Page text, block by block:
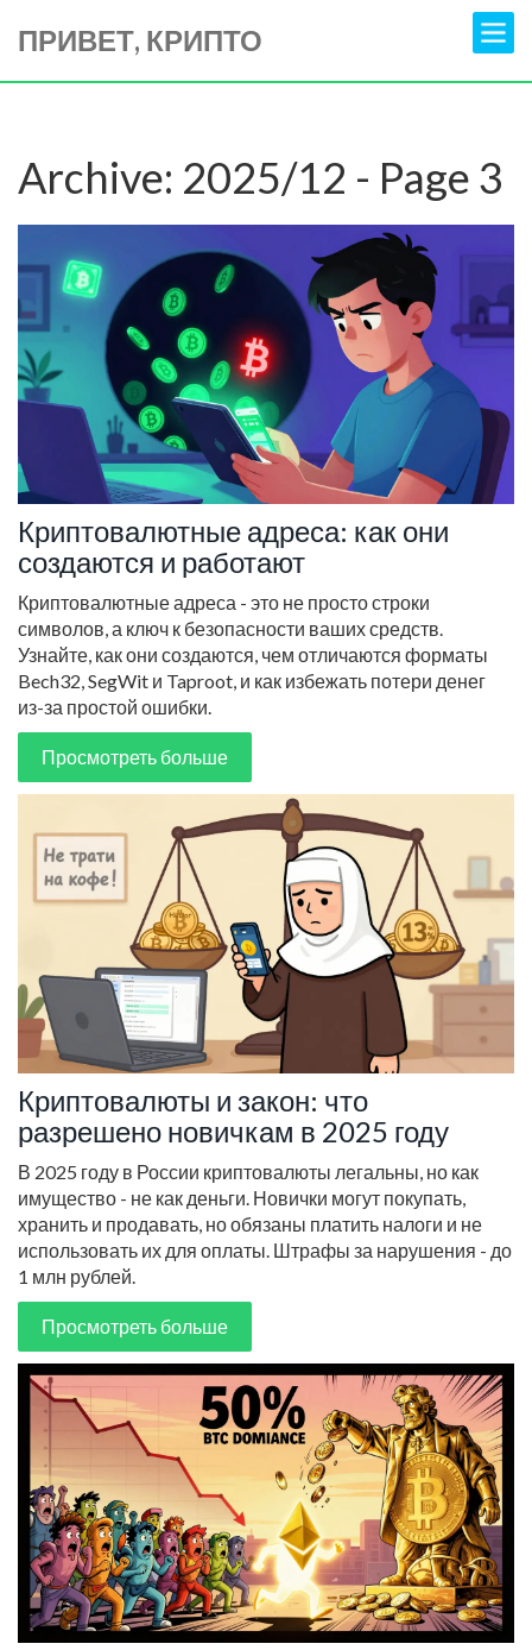
ПРИВЕТ, КРИПТО
Archive: 2025/12 - Page 3
Криптовалютные адреса: как они
создаются и работают
Криптовалютные адреса - это не просто строки
символов, а ключ к безопасности ваших средств.
Узнайте, как они создаются, чем отличаются форматы
Bech32, SegWit и Taproot, и как избежать потери денег
из-за простой ошибки.
Просмотреть больше
Криптовалюты и закон: что
разрешено новичкам в 2025 году
В 2025 году в России криптовалюты легальны, но как
имущество - не как деньги. Новички могут покупать,
хранить и продавать, но обязаны платить налоги и не
использовать их для оплаты. Штрафы за нарушения - до
1 млн рублей.
Просмотреть больше